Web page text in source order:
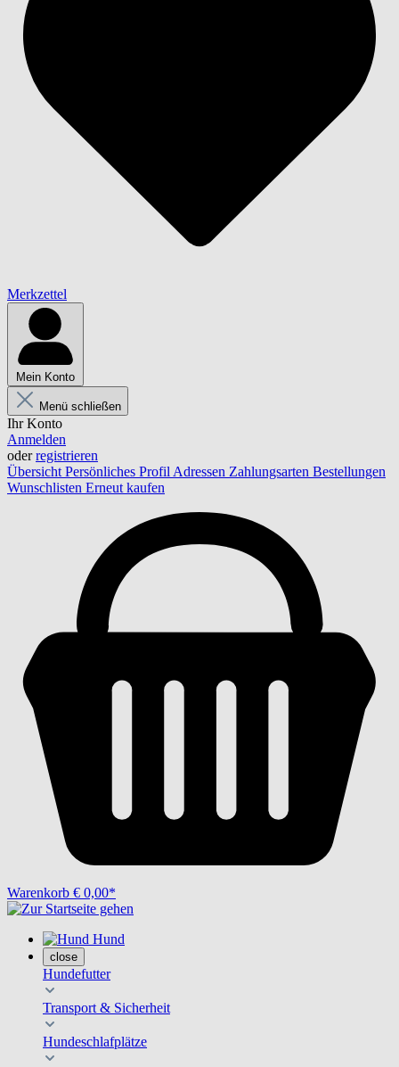
Merkzettel
Mein Konto
Menü schließen
Ihr Konto
Anmelden
oderregistrieren
Übersicht Persönliches Profil Adressen Zahlungsarten Bestellungen
Wunschlisten Erneut kaufen
Warenkorb € 0,00*
Hund
close
Hundefutter
Transport & Sicherheit
Hundeschlafplätze